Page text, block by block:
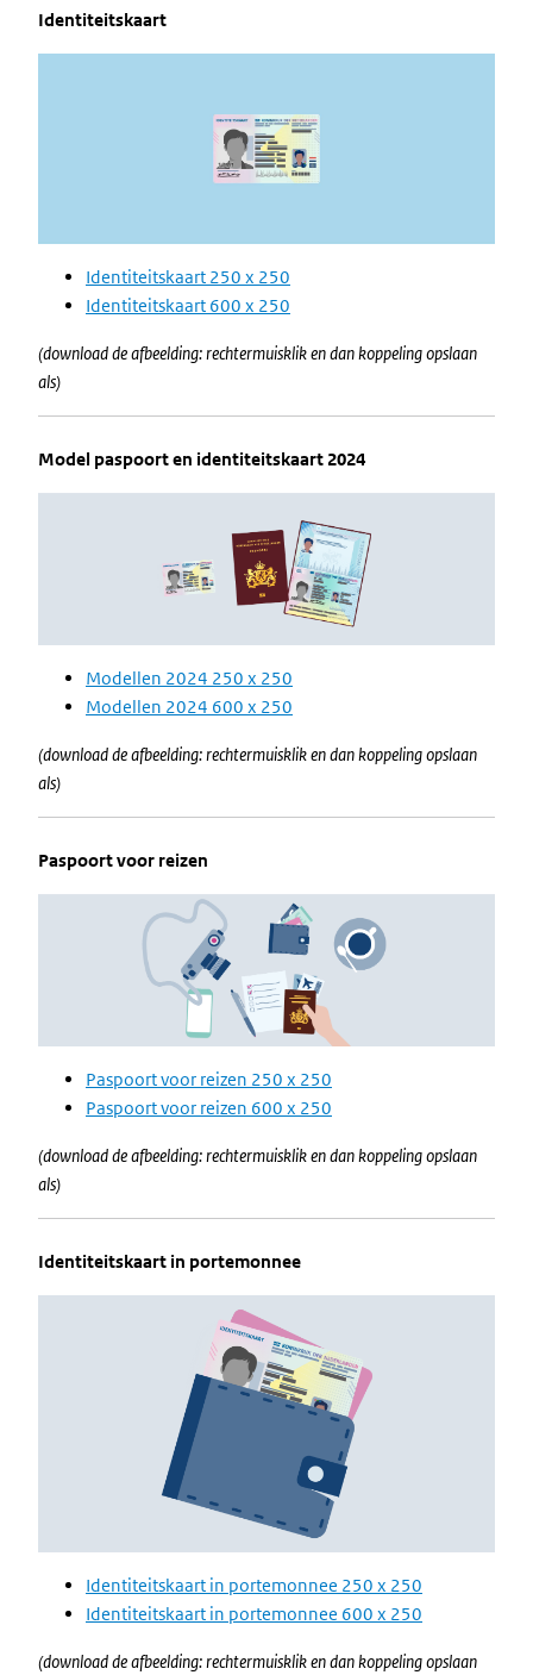
Identiteitskaart
Image
Identiteitskaart 250 x 250
Identiteitskaart 600 x 250
(download de afbeelding: rechtermuisklik en dan koppeling opslaan
als)
Model paspoort en identiteitskaart 2024
Image
Modellen 2024 250 x 250
Modellen 2024 600 x 250
(download de afbeelding: rechtermuisklik en dan koppeling opslaan
als)
Paspoort voor reizen
Image
Paspoort voor reizen 250 x 250
Paspoort voor reizen 600 x 250
(download de afbeelding: rechtermuisklik en dan koppeling opslaan
als)
Identiteitskaart in portemonnee
Image
Identiteitskaart in portemonnee 250 x 250
Identiteitskaart in portemonnee 600 x 250
(download de afbeelding: rechtermuisklik en dan koppeling opslaan